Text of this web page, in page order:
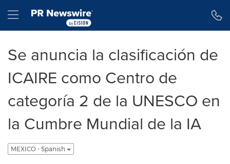
Hamburger menu
Se anuncia la clasificación de
ICAIRE como Centro de
categoría 2 de la UNESCO en
la Cumbre Mundial de la IA
MEXICO - Spanish